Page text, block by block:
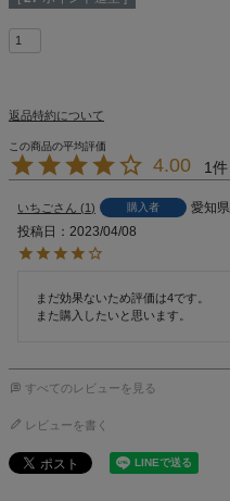
返品特約について
4.00 1
いちご 1 購入者 愛知県
投稿日
2023/04/08
まだ効果ないため評価は4です。
また購入したいと思います。
すべてのレビューを見る
レビューを書く